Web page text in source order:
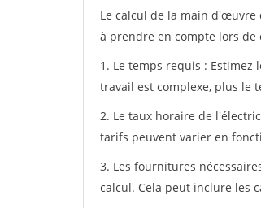
Le calcul de la main d'œuvre
à prendre en compte lors de
1. Le temps requis :
travail est complexe, plus le
2. Le taux horaire de
tarifs peuvent varier en
3. Les fournitures
calcul. Cela peut inclure les